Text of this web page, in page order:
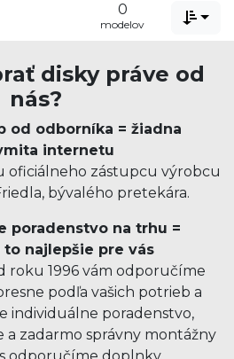
0
modelov 
disky práve od
nás?
od odborníka = žiadna
internetu
oficiálneho zástupcu výrobcu
bývalého pretekára.
poradenstvo na trhu =
najlepšie pre vás
roku 1996 vám odporučíme
podľa vašich potrieb a
individuálne poradenstvo,
a zadarmo správny montážny